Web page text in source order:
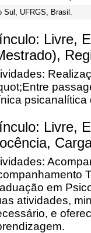
Sul, UFRGS, Brasil.
Livre,
psicanalítica
Livre,
em
atividades,
e